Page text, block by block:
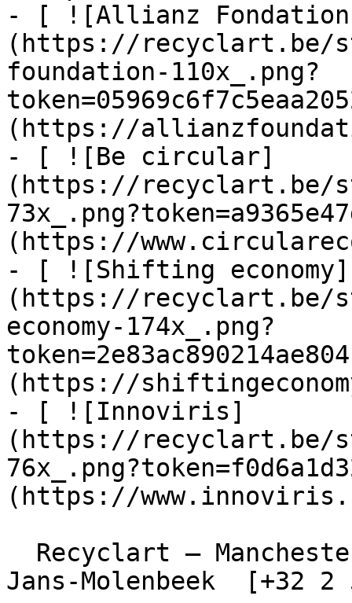
- [ ![Allianz
(https://recyclart.be/
foundation-110x_.png?
(https://
- [ ![Be circular]
(https://recyclart.be/
(https://
- [ ![Shifting economy]
(https://recyclart.be/
economy-174x_.png?
(https://
- [ ![Innoviris]
(https://recyclart.be/
(https://
Jans-Molenbeek  [+32